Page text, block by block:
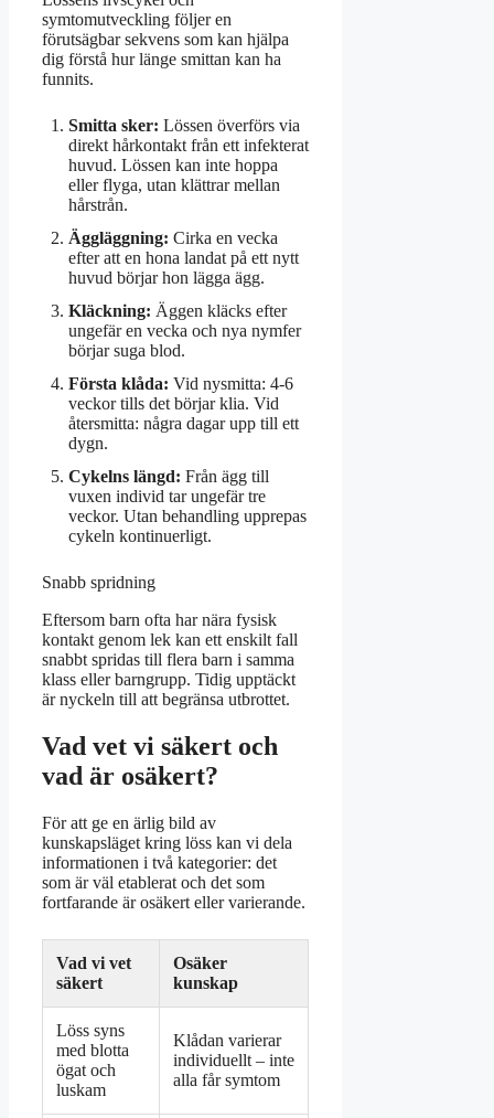
symtomutveckling följer en
förutsägbar sekvens som kan hjälpa
dig förstå hur länge smittan kan ha
funnits.
Smitta sker: Lössen överförs via
direkt hårkontakt från ett infekterat
huvud. Lössen kan inte hoppa
eller flyga, utan klättrar mellan
hårstrån.
Äggläggning: Cirka en vecka
efter att en hona landat på ett nytt
huvud börjar hon lägga ägg.
Kläckning: Äggen kläcks efter
ungefär en vecka och nya nymfer
börjar suga blod.
Första klåda: Vid nysmitta: 4-6
veckor tills det börjar klia. Vid
återsmitta: några dagar upp till ett
dygn.
Cykelns längd: Från ägg till
vuxen individ tar ungefär tre
veckor. Utan behandling upprepas
cykeln kontinuerligt.
Snabb spridning
Eftersom barn ofta har nära fysisk
kontakt genom lek kan ett enskilt fall
snabbt spridas till flera barn i samma
klass eller barngrupp. Tidig upptäckt
är nyckeln till att begränsa utbrottet.
Vad vet vi säkert och
vad är osäkert?
För att ge en ärlig bild av
kunskapsläget kring löss kan vi dela
informationen i två kategorier: det
som är väl etablerat och det som
fortfarande är osäkert eller varierande.
Vad vi vet
säkert
Osäker
kunskap
Löss syns
med blotta
ögat och
luskam
Klådan varierar
individuellt – inte
alla får symtom